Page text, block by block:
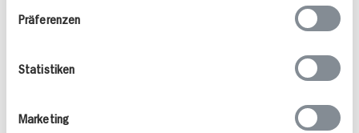
Präferenzen
Statistiken
Marketing
Angebote & Coupons
Rezepte
Sortiment